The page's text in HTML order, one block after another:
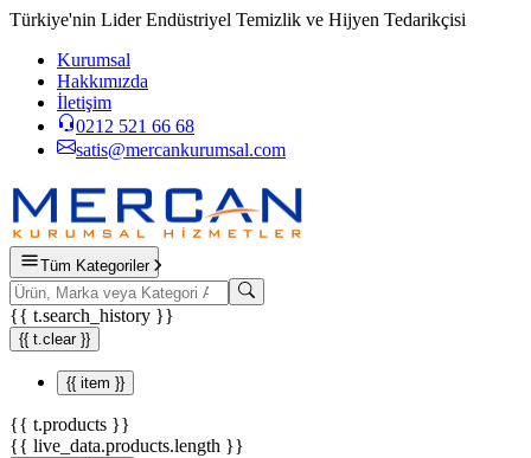
Türkiye'nin Lider Endüstriyel Temizlik ve Hijyen Tedarikçisi
Kurumsal
Hakkımızda
İletişim
0212 521 66 68
satis@mercankurumsal.com
Tüm Kategoriler
{{ t.search_history }}
{{ t.clear }}
{{ item }}
{{ t.products }}
{{ live_data.products.length }}